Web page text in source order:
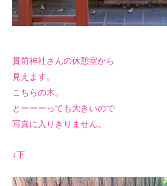
貫前神社さんの休憩室から
見えます。
こちらの木。
とーーーっても大きいので
写真に入りきりません。
↓下